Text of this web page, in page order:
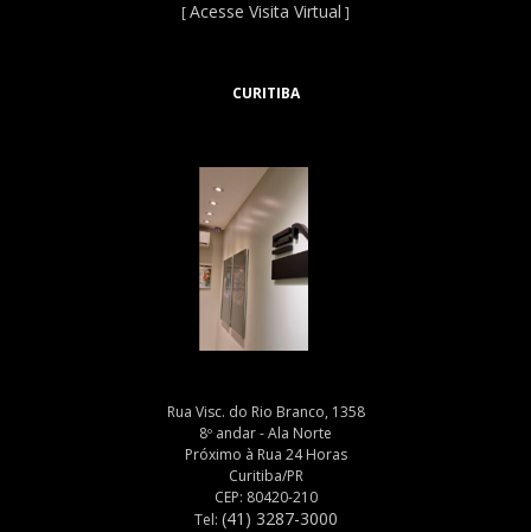
[Acesse Visita Virtual ]
CURITIBA
Rua Visc. do Rio Branco, 1358
8º andar - Ala Norte
Próximo à Rua 24 Horas
Curitiba/PR
CEP: 80420-210
Tel: (41) 3287-3000